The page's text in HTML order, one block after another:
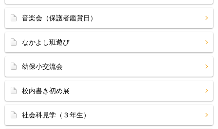
音楽会（保護者鑑賞日）
なかよし班遊び
幼保小交流会
校内書き初め展
社会科見学（３年生）